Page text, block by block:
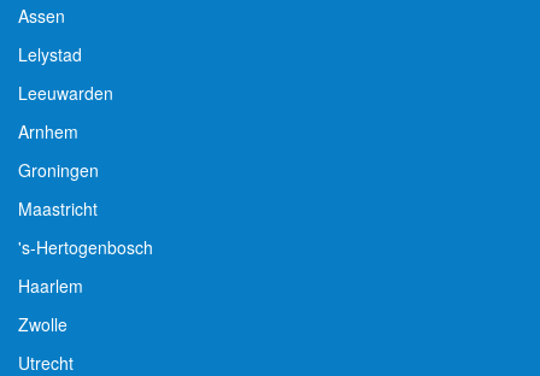
Assen
Lelystad
Leeuwarden
Arnhem
Groningen
Maastricht
's-Hertogenbosch
Haarlem
Zwolle
Utrecht